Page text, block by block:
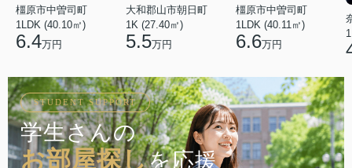
橿原市中曽司町
1LDK (40.10㎡)
6.4万円
大和郡山市朝日町
1K (27.40㎡)
5.5万円
橿原市中曽司町
1LDK (40.11㎡)
6.6万円
STUDENT SUPPORT
学生さんの
お部屋探しを応援